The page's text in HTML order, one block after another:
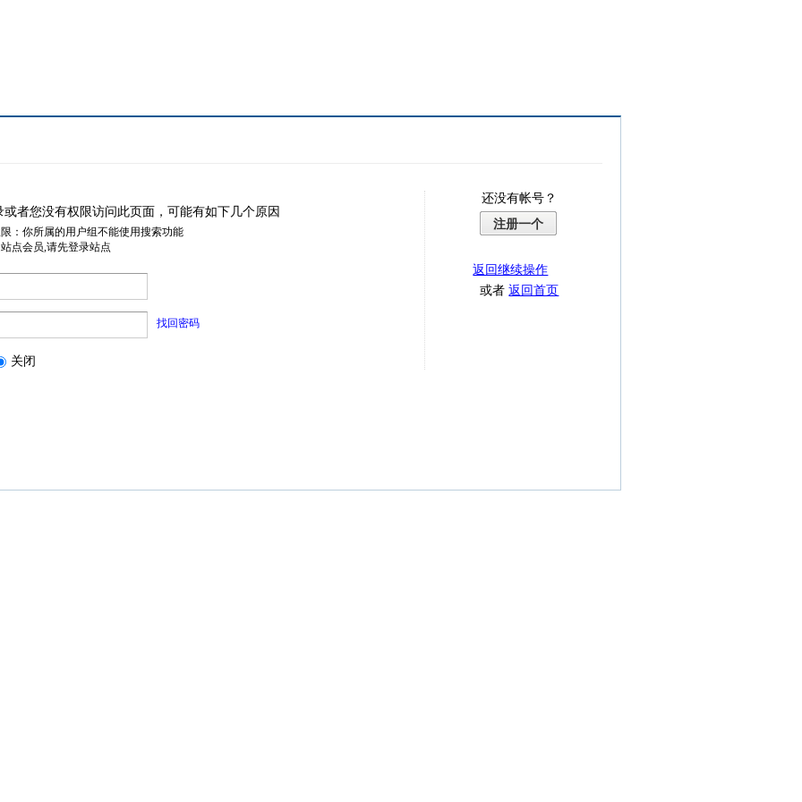
或者您没有权限访问此页面，可能有如下几个原因
：你所属的用户组不能使用搜索功能
点会员,请先登录站点
找回密码
关闭
还没有帐号？
注册一个
返回继续操作
或者返回首页